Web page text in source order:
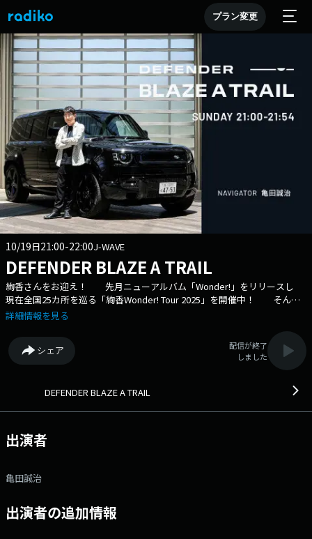
プラン変更
10/19日21:00-22:00J-WAVE
DEFENDER BLAZE A TRAIL
絢香さんをお迎え！ 先月ニューアルバム「Wonder!」をリリースし
現在全国25カ所を巡る「絢香Wonder! Tour 2025」を開催中！ そんな
絢香さんが人生のターニングポイントで出会った曲、 背中を押してもら
VISION OF LOVE / MARIAH CAREY 21:14 BLACK OR WHITE / MICHAEL
JACKSON 21:19 LOSE CONTROL / TEDDY SWIMS 21:29 I WON'T GIVE
UP / JASON MRAZ 21:35 23 / LAWRENCE 21:40 花束じゃなくキミとい
詳細情報を見る
シェア
配信が終了
しました
DEFENDER BLAZE A TRAIL
出演者
亀田誠治
出演者の追加情報